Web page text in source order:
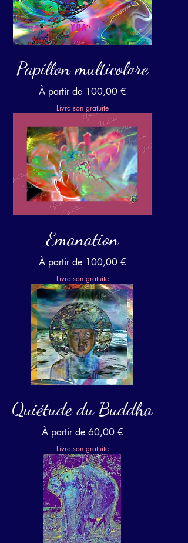
Papillon multicolore
À partir de 100,00 €
Prix promotionnel
Livraison gratuite
Emanation
À partir de 100,00 €
Prix promotionnel
Livraison gratuite
Quiétude du Buddha
À partir de 60,00 €
Prix promotionnel
Livraison gratuite